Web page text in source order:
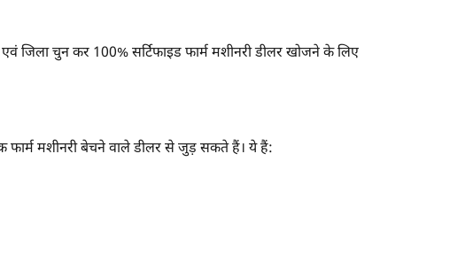
जिला चुन कर 100% सर्टिफाइड फार्म मशीनरी डीलर खोजने के लिए
मशीनरी बेचने वाले डीलर से जुड़ सकते हैं। ये हैं: